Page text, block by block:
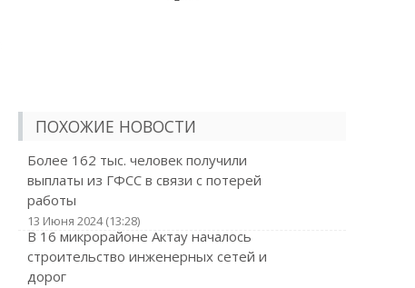
ПОХОЖИЕ НОВОСТИ
Более 162 тыс. человек получили
выплаты из ГФСС в связи с потерей
работы
13 Июня 2024 (13:28)
В 16 микрорайоне Актау началось
строительство инженерных сетей и
дорог